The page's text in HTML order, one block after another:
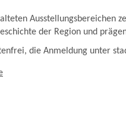
Ausstellungsbereichen
der Region und
die Anmeldung unter